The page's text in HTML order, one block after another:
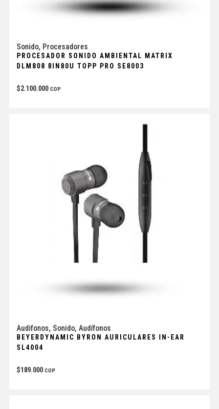
Sonido, Procesadores
PROCESADOR SONIDO AMBIENTAL MATRIX
DLM808 8IN80U TOPP PRO SE8003
$2.100.000 COP
Audifonos, Sonido, Audífonos
BEYERDYNAMIC BYRON AURICULARES IN-EAR
SL4004
$189.000 COP